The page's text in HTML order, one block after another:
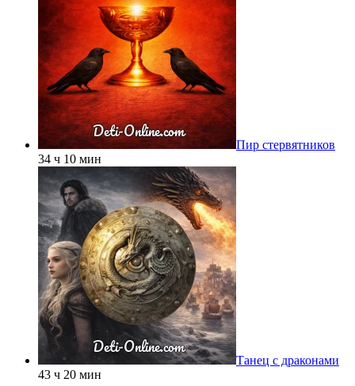
Пир стервятников
34 ч 10 мин
Танец с драконами
43 ч 20 мин